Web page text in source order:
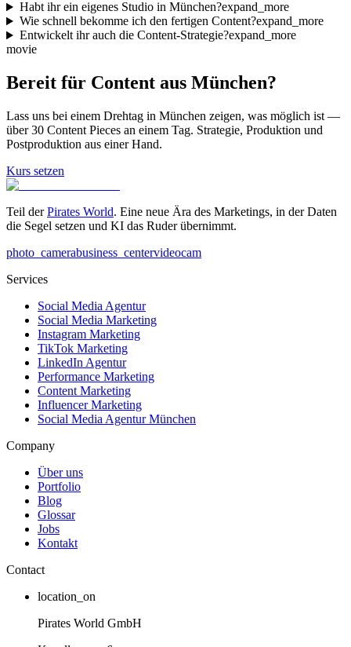
Habt ihr ein eigenes Studio in München?expand_more
Wie schnell bekomme ich den fertigen Content?expand_more
Entwickelt ihr auch die Content-Strategie?expand_more
movie
Bereit für Content aus München?
Lass uns bei einem Drehtag in München zeigen, was möglich ist —
über 30 Content Pieces an einem Tag. Strategie, Produktion und
Postproduktion aus einer Hand.
Kurs setzen
Teil derPirates World. Eine neue Ära des Marketings, in der Daten
die Segel setzen und KI das Ruder übernimmt.
photo_camerabusiness_centervideocam
Services
Social Media Agentur
Social Media Marketing
Instagram Marketing
TikTok Marketing
LinkedIn Agentur
Performance Marketing
Content Marketing
Influencer Marketing
Social Media Agentur München
Company
Über uns
Portfolio
Blog
Glossar
Jobs
Kontakt
Contact
location_on
Pirates World GmbH